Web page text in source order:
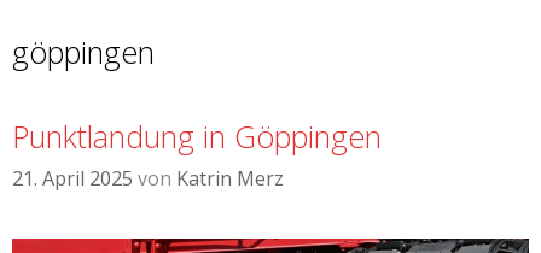
göppingen
Punktlandung in Göppingen
21. April 2025 von Katrin Merz